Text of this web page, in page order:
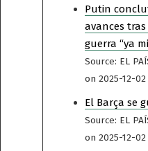
Putin
avances
guerra “ya
Source: EL
on 2025-12-02
El Barça se
Source: EL
on 2025-12-02